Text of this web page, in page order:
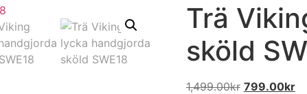
Trä
sköld
1,499.00kr 799.00kr